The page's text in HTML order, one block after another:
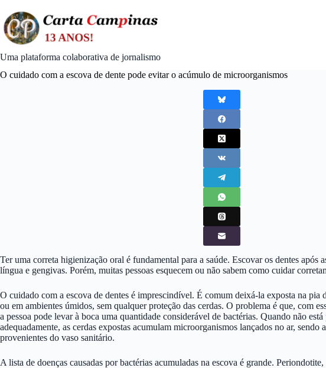
content
Uma plataforma colaborativa de jornalismo
O cuidado com a escova de dente pode evitar o acúmulo de microorganismos
Ter uma correta higienização oral é fundamental para a saúde. Escovar os dentes
língua e gengivas. Porém, muitas pessoas esquecem ou não sabem como cuidar
O cuidado com a escova de dentes é imprescindível. É comum deixá-la exposta na pia
ou em ambientes úmidos, sem qualquer proteção das cerdas. O problema é que, com
a pessoa pode levar à boca uma quantidade considerável de bactérias. Quando não está
adequadamente, as cerdas expostas acumulam microorganismos lançados no ar, sendo
provenientes do vaso sanitário.
A lista de doenças causadas por bactérias acumuladas na escova é grande. Periondotite,